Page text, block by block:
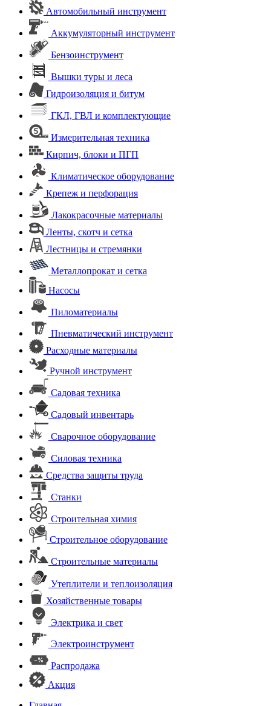
Автомобильный инструмент
Аккумуляторный инструмент
Бензоинструмент
Вышки туры и леса
Гидроизоляция и битум
ГКЛ, ГВЛ и комплектующие
Измерительная техника
Кирпич, блоки и ПГП
Климатическое оборудование
Крепеж и перфорация
Лакокрасочные материалы
Ленты, скотч и сетка
Лестницы и стремянки
Металлопрокат и сетка
Насосы
Пиломатериалы
Пневматический инструмент
Расходные материалы
Ручной инструмент
Садовая техника
Садовый инвентарь
Сварочное оборудование
Силовая техника
Средства защиты труда
Станки
Строительная химия
Строительное оборудование
Строительные материалы
Утеплители и теплоизоляция
Хозяйственные товары
Электрика и свет
Электроинструмент
Распродажа
Акция